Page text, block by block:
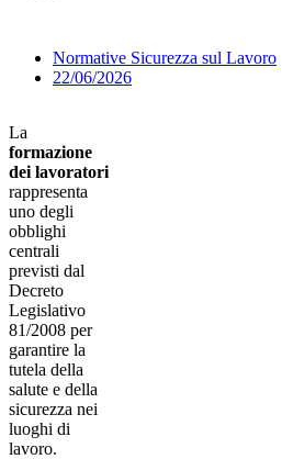
Normative Sicurezza sul Lavoro
22/06/2026
La
formazione
dei lavoratori
rappresenta
uno degli
obblighi
centrali
previsti dal
Decreto
Legislativo
81/2008 per
garantire la
tutela della
salute e della
sicurezza nei
luoghi di
lavoro.